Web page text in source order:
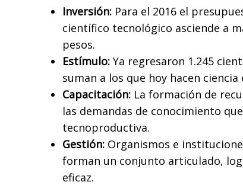
Inversión: Para el 2016 el
científico tecnológico asciende a
pesos.
Estímulo: Ya regresaron 1.245
suman a los que hoy hacen
Capacitación: La formación de
las demandas de conocimiento
tecnoproductiva.
Gestión: Organismos e
forman un conjunto articulado,
eficaz.